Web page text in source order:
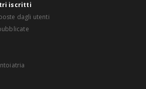
iscritti
dagli utenti